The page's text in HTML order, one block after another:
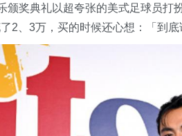
颁奖典礼以超夸张的美式足球员打
2、3万，买的时候还心想：「到底